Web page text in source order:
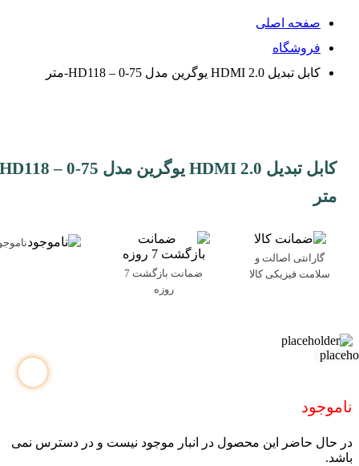
صفحه اصلی
فروشگاه
کابل تبدیل HDMI 2.0 یوگرین مدل HD118 – 0-75-متر
متر
گارانتی اصالت و
سلامت فیزیکی کالا
ضمانت بازگشت 7
روزه
ناموجود
در حال حاضر این محصول در انبار موجود نیست و در دسترس نمی
باشد.